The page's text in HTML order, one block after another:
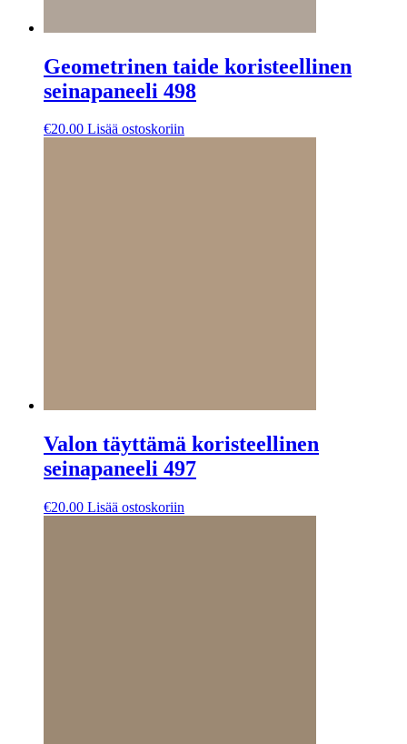
Geometrinen taide koristeellinen
seinapaneeli 498
€20.00 Lisää ostoskoriin
Valon täyttämä koristeellinen
seinapaneeli 497
€20.00 Lisää ostoskoriin